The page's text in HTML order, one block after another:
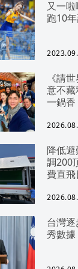
又一
跑10
《請
意不
一鍋香
降低
調200
費直
台灣
秀數